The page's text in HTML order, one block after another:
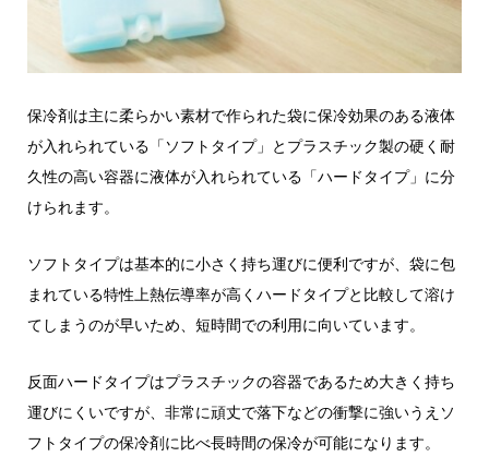
保冷剤は主に柔らかい素材で作られた袋に保冷効果のある液体
が入れられている「ソフトタイプ」とプラスチック製の硬く耐
久性の高い容器に液体が入れられている「ハードタイプ」に分
けられます。
ソフトタイプは基本的に小さく持ち運びに便利ですが、袋に包
まれている特性上熱伝導率が高くハードタイプと比較して溶け
てしまうのが早いため、短時間での利用に向いています。
反面ハードタイプはプラスチックの容器であるため大きく持ち
運びにくいですが、非常に頑丈で落下などの衝撃に強いうえソ
フトタイプの保冷剤に比べ長時間の保冷が可能になります。